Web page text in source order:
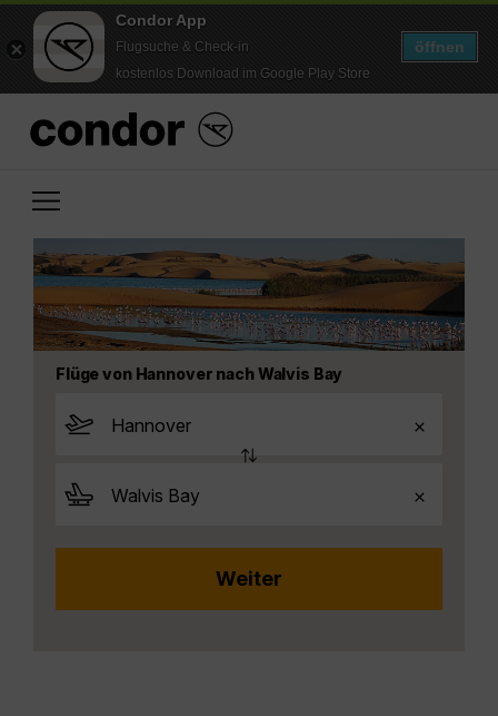
Condor App
Flugsuche & Check-in
kostenlos Download im Google Play Store
öffnen
Flüge von Hannover nach Walvis Bay